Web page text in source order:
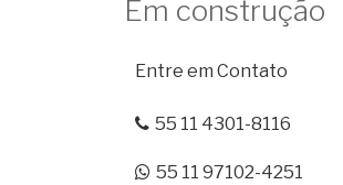
Em construção
Entre em Contato
55 11 4301-8116
55 11 97102-4251